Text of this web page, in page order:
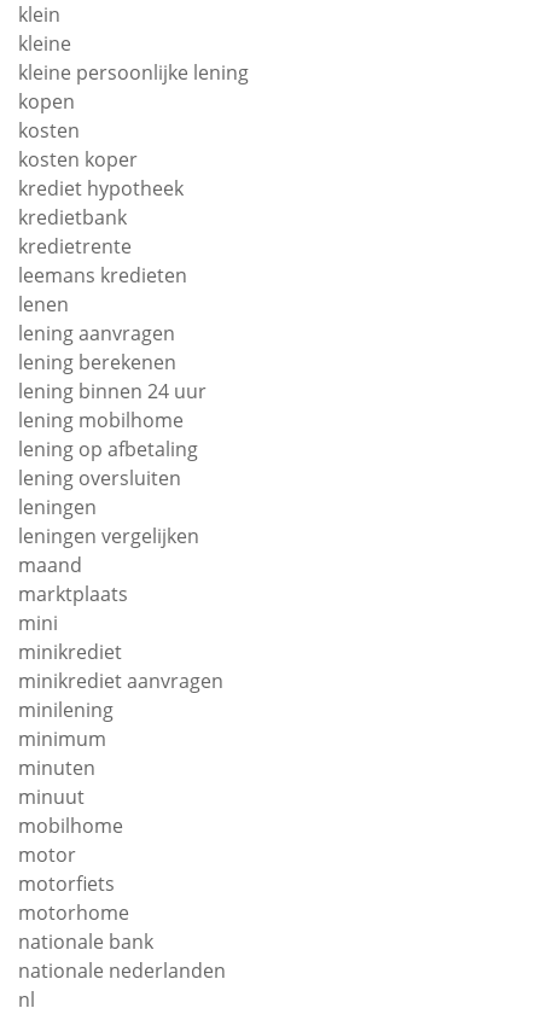
klein
kleine
kleine persoonlijke lening
kopen
kosten
kosten koper
krediet hypotheek
kredietbank
kredietrente
leemans kredieten
lenen
lening aanvragen
lening berekenen
lening binnen 24 uur
lening mobilhome
lening op afbetaling
lening oversluiten
leningen
leningen vergelijken
maand
marktplaats
mini
minikrediet
minikrediet aanvragen
minilening
minimum
minuten
minuut
mobilhome
motor
motorfiets
motorhome
nationale bank
nationale nederlanden
nl